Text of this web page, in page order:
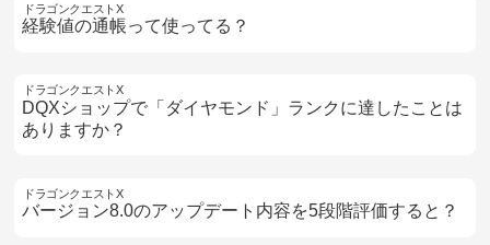
ドラゴンクエストX
経験値の通帳って使ってる？
ドラゴンクエストX
DQXショップで「ダイヤモンド」ランクに達したことは
ありますか？
ドラゴンクエストX
バージョン8.0のアップデート内容を5段階評価すると？